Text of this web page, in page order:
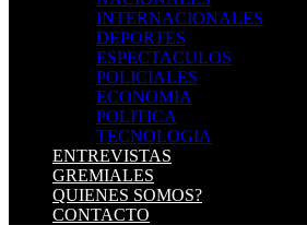
INTERNACIONALES
DEPORTES
ESPECTACULOS
POLICIALES
ECONOMIA
POLITICA
TECNOLOGIA
ENTREVISTAS
GREMIALES
QUIENES SOMOS?
CONTACTO